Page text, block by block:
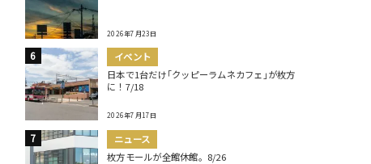
2026年7月23日
イベント
日本で1台だけ｢クッピーラムネカフェ｣が枚方
に！7/18
2026年7月17日
ニュース
枚方モールが全館休館。8/26